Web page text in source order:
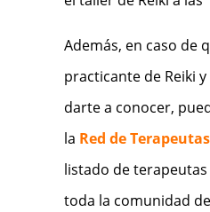
Además, en caso de
practicante de Reiki
darte a conocer,
la Red de
listado de terapeutas
toda la comunidad